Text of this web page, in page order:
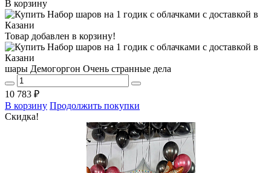
В корзину
Товар добавлен в корзину!
шары Демогоргон Очень странные дела
10 783 ₽
В корзину Продолжить покупки
Скидка!